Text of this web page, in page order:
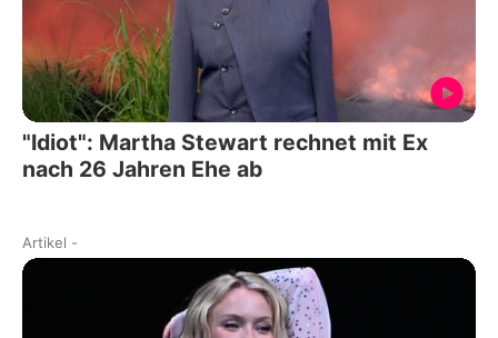
"Idiot": Martha Stewart rechnet mit Ex
nach 26 Jahren Ehe ab
Artikel -